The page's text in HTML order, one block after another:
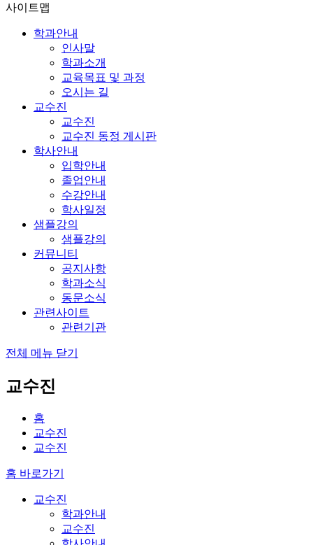
사이트맵
학과안내
인사말
학과소개
교육목표 및 과정
오시는 길
교수진
교수진
교수진 동정 게시판
학사안내
입학안내
졸업안내
수강안내
학사일정
샘플강의
샘플강의
커뮤니티
공지사항
학과소식
동문소식
관련사이트
관련기관
전체 메뉴 닫기
교수진
홈
교수진
교수진
홈 바로가기
교수진
학과안내
교수진